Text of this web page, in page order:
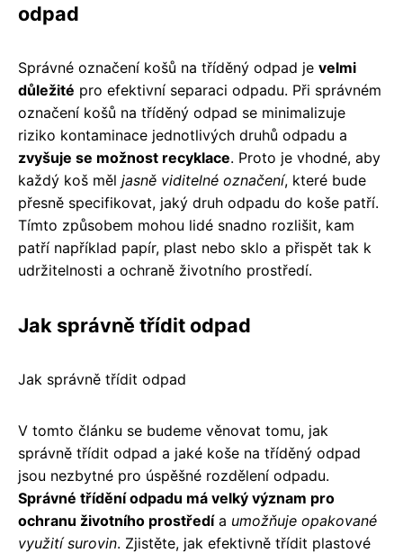
odpad
Správné označení košů na tříděný odpad je velmi
důležité pro efektivní separaci odpadu. Při správném
označení košů na tříděný odpad se minimalizuje
riziko kontaminace jednotlivých druhů odpadu a
zvyšuje se možnost recyklace. Proto je vhodné, aby
každý koš měl jasně viditelné označení, které bude
přesně specifikovat, jaký druh odpadu do koše patří.
Tímto způsobem mohou lidé snadno rozlišit, kam
patří například papír, plast nebo sklo a přispět tak k
udržitelnosti a ochraně životního prostředí.
Jak správně třídit odpad
Jak správně třídit odpad
V tomto článku se budeme věnovat tomu, jak
správně třídit odpad a jaké koše na tříděný odpad
jsou nezbytné pro úspěšné rozdělení odpadu.
Správné třídění odpadu má velký význam pro
ochranu životního prostředía umožňuje opakované
využití surovin. Zjistěte, jak efektivně třídit plastové